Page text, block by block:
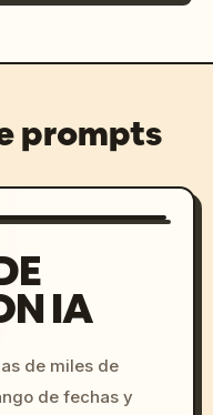
prompts
IA
de miles de
de fechas y